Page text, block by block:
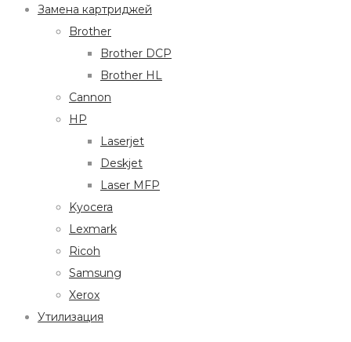
Замена картриджей
Brother
Brother DCP
Brother HL
Cannon
HP
Laserjet
Deskjet
Laser MFP
Kyocera
Lexmark
Ricoh
Samsung
Xerox
Утилизация